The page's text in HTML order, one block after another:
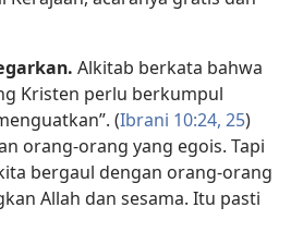
Alkitab berkata bahwa
Kristen perlu berkumpul
(Ibrani 10:24, 25)
orang-orang yang egois. Tapi
bergaul dengan orang-orang
Allah dan sesama. Itu pasti